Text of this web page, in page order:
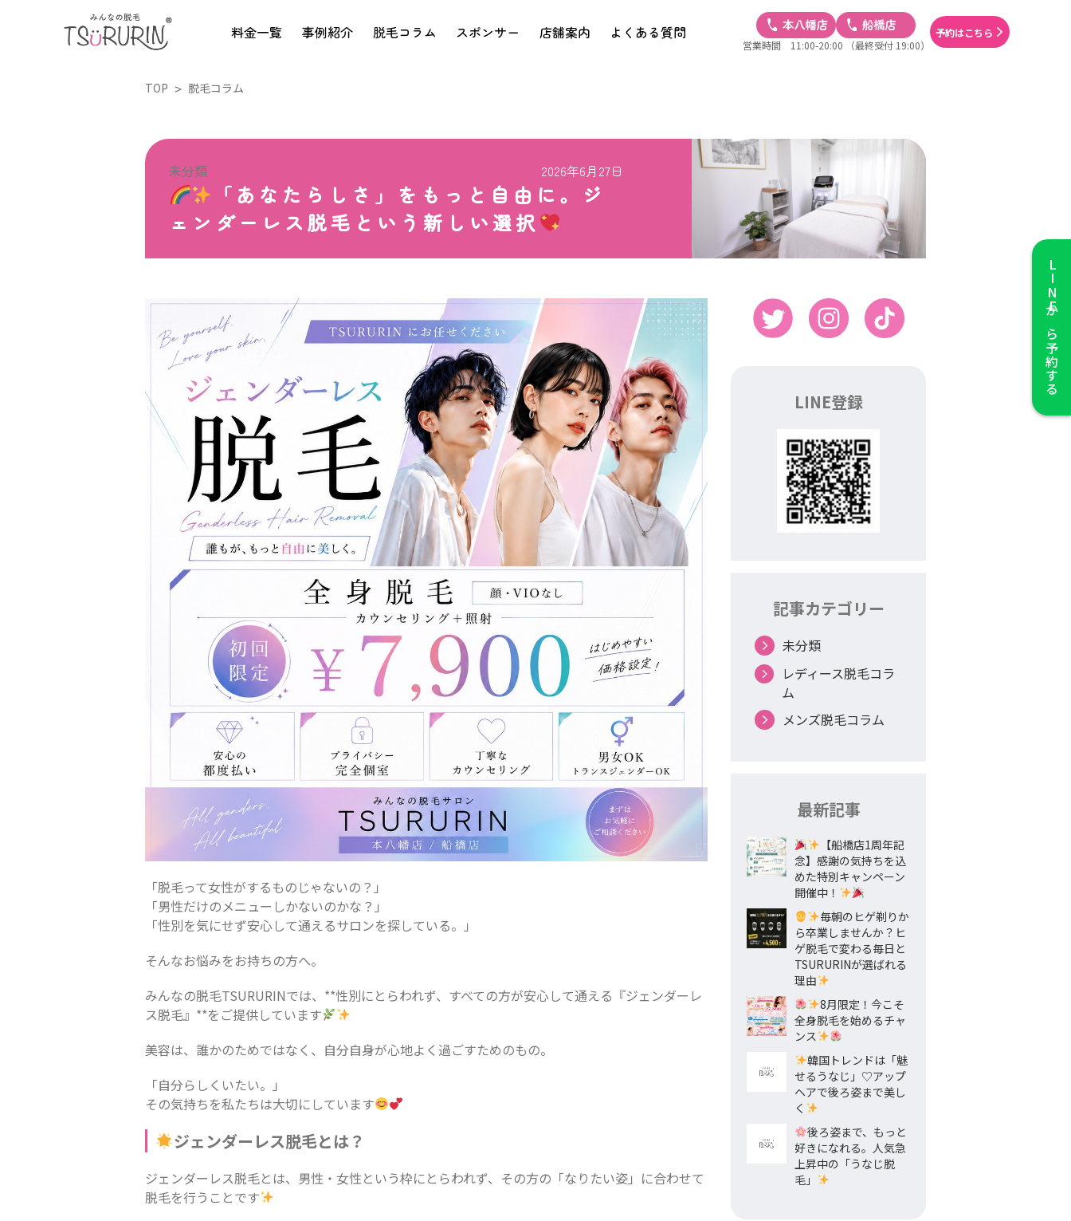
料金一覧 事例紹介 脱毛コラム スポンサー 店舗案内 よくある質問
営業時間 11:00-20:00 （最終受付 19:00）
予約はこちら
LINE
から予約する
TOP 脱毛コラム
未分類 2026年6月27日
「あなたらしさ」をもっと自由に。ジ
ェンダーレス脱毛という新しい選択
「脱毛って女性がするものじゃないの？」
「男性だけのメニューしかないのかな？」
「性別を気にせず安心して通えるサロンを探している。」
そんなお悩みをお持ちの方へ。
みんなの脱毛TSURURINでは、**性別にとらわれず、すべての方が安心して通える『ジェンダーレ
ス脱毛』**をご提供しています
美容は、誰かのためではなく、自分自身が心地よく過ごすためのもの。
「自分らしくいたい。」
その気持ちを私たちは大切にしています
ジェンダーレス脱毛とは？
ジェンダーレス脱毛とは、男性・女性という枠にとらわれず、その方の「なりたい姿」に合わせて
脱毛を行うことです
LINE登録
記事カテゴリー
未分類
レディース脱毛コラ
ム
メンズ脱毛コラム
最新記事
【船橋店1周年記
念】感謝の気持ちを込
めた特別キャンペーン
開催中！
毎朝のヒゲ剃りか
ら卒業しませんか？ヒ
ゲ脱毛で変わる毎日と
TSURURINが選ばれる
理由
8月限定！今こそ
全身脱毛を始めるチャ
ンス
韓国トレンドは「魅
せるうなじ」♡アップ
ヘアで後ろ姿まで美し
く
後ろ姿まで、もっと
好きになれる。人気急
上昇中の「うなじ脱
毛」